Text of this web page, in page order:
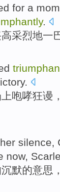
for a
.
采烈地一
上咆哮狂谩
her silence,
now,
沉默的意思